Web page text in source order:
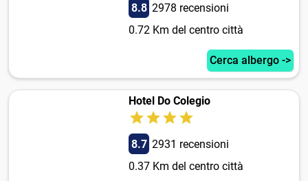
8.8 2978 recensioni
0.72 Km del centro città
Cerca albergo ->
Hotel Do Colegio
8.7 2931 recensioni
0.37 Km del centro città